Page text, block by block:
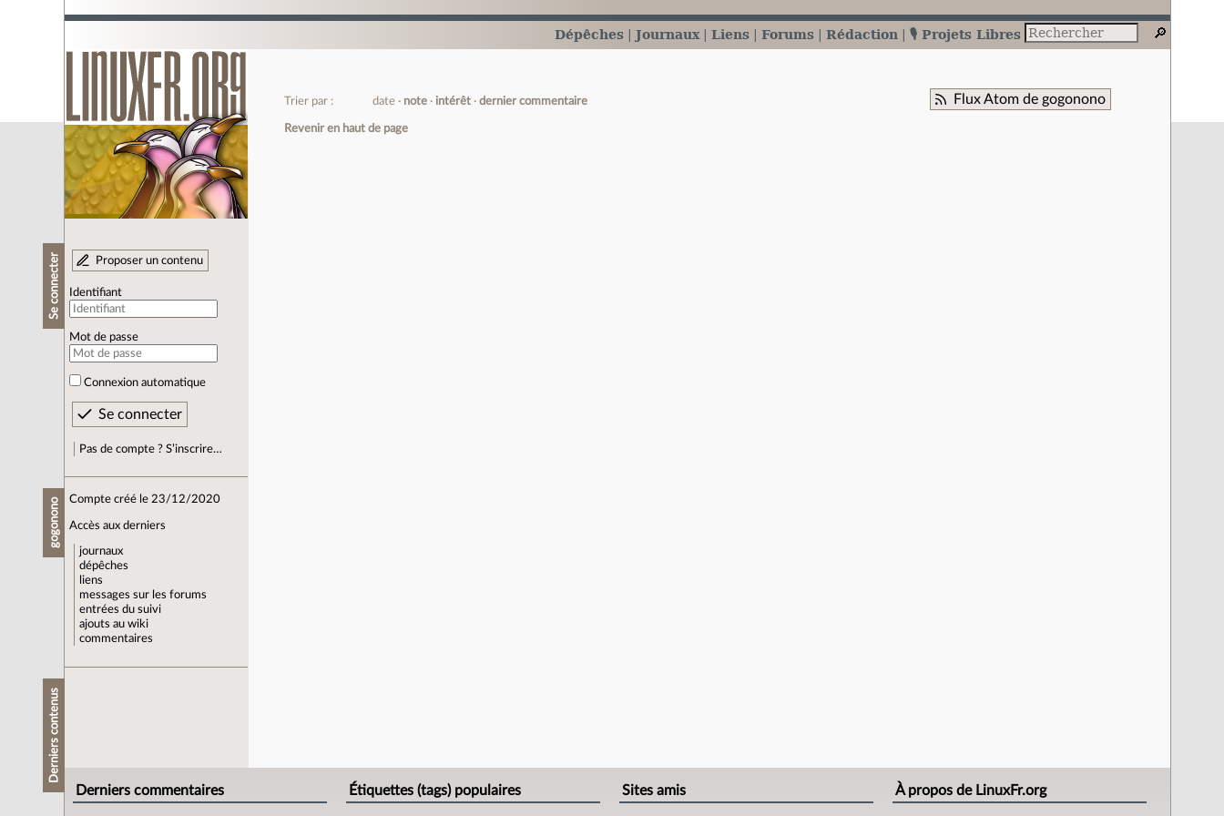
Dépêches Journaux Liens Forums Rédaction 🎙️ Projets Libres
Se connecter Proposer un contenu
Identifiant
Mot de passe
Connexion automatique
Pas de compte ? S’inscrire…
gogonono Compte créé le 23/12/2020
Accès aux derniers
journaux
dépêches
liens
messages sur les forums
entrées du suivi
ajouts au wiki
commentaires
Derniers contenus
Flux Atom de gogonono
Trier par : date note intérêt dernier commentaire
Revenir en haut de page
Derniers commentaires Étiquettes (tags) populaires Sites amis À propos de LinuxFr.org